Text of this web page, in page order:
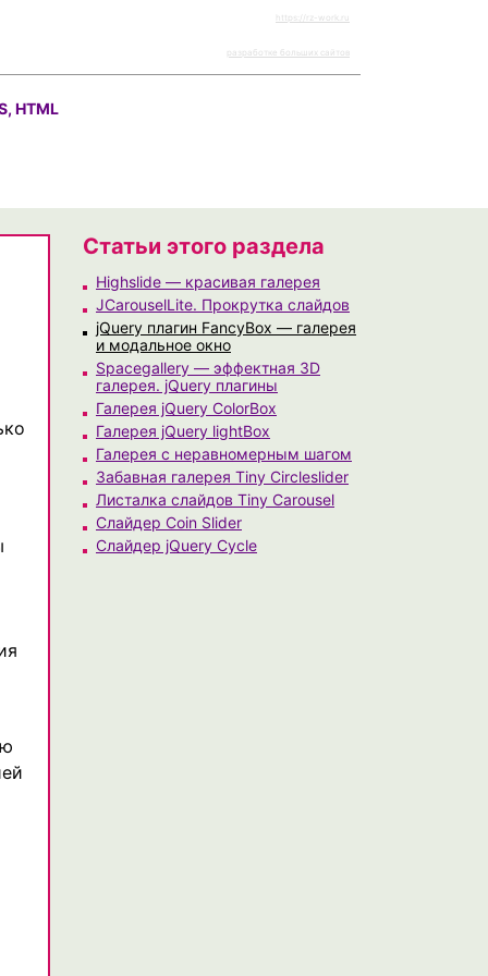
https://rz-work.ru
разработке больших сайтов
HTML
Статьи этого раздела
Highslide — красивая галерея
JCarouselLite. Прокрутка слайдов
jQuery плагин FancyBox — галерея
и модальное окно
Spacegallery — эффектная 3D
галерея. jQuery плагины
Галерея jQuery ColorBox
Галерея jQuery lightBox
Галерея с неравномерным шагом
Забавная галерея Tiny Circleslider
Листалка слайдов Tiny Carousel
Слайдер Coin Slider
Слайдер jQuery Cycle